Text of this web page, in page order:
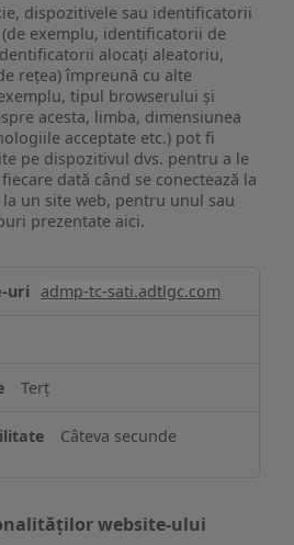
dispozitivele sau identificatorii
exemplu, identificatorii de
alocați aleatoriu,
rețea) împreună cu alte
tipul browserului și
acesta, limba, dimensiunea
acceptate etc.) pot fi
pe dispozitivul dvs. pentru a le
dată când se conectează la
un site web, pentru unul sau
prezentate aici.
admp-tc-sati.adtlgc.com
Terț
Câteva secunde
website-ului